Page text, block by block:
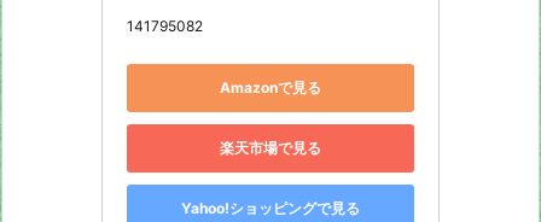
141795082
Amazonで見る
楽天市場で見る
Yahoo!ショッピングで見る